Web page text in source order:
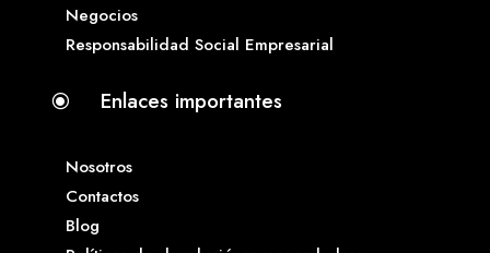
Negocios
Responsabilidad Social Empresarial
\ Enlaces importantes
Nosotros
Contactos
Blog